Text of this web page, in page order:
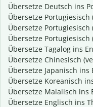
Übersetze Deutsch ins
Übersetze
Übersetze
Übersetze
Übersetze Tagalog ins
Übersetze Chinesisch
Übersetze Japanisch ins
Übersetze Koreanisch
Übersetze Malaiisch ins
Übersetze Englisch ins